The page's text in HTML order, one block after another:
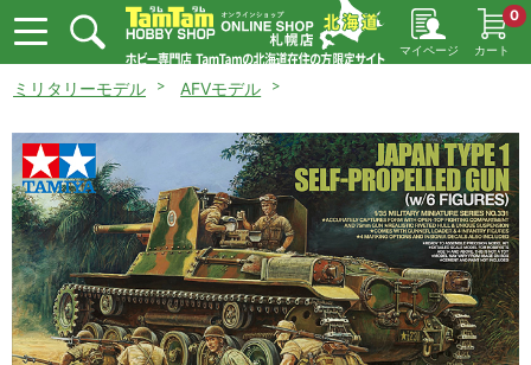
マイページ カート
0
ミリタリーモデル AFVモデル